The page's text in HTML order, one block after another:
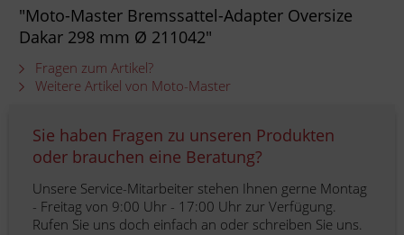
"Moto-Master Bremssattel-Adapter Oversize
Dakar 298 mm Ø 211042"
Fragen zum Artikel?
Weitere Artikel von Moto-Master
Sie haben Fragen zu unseren Produkten
oder brauchen eine Beratung?
Unsere Service-Mitarbeiter stehen Ihnen gerne Montag
- Freitag von 9:00 Uhr - 17:00 Uhr zur Verfügung.
Rufen Sie uns doch einfach an oder schreiben Sie uns.